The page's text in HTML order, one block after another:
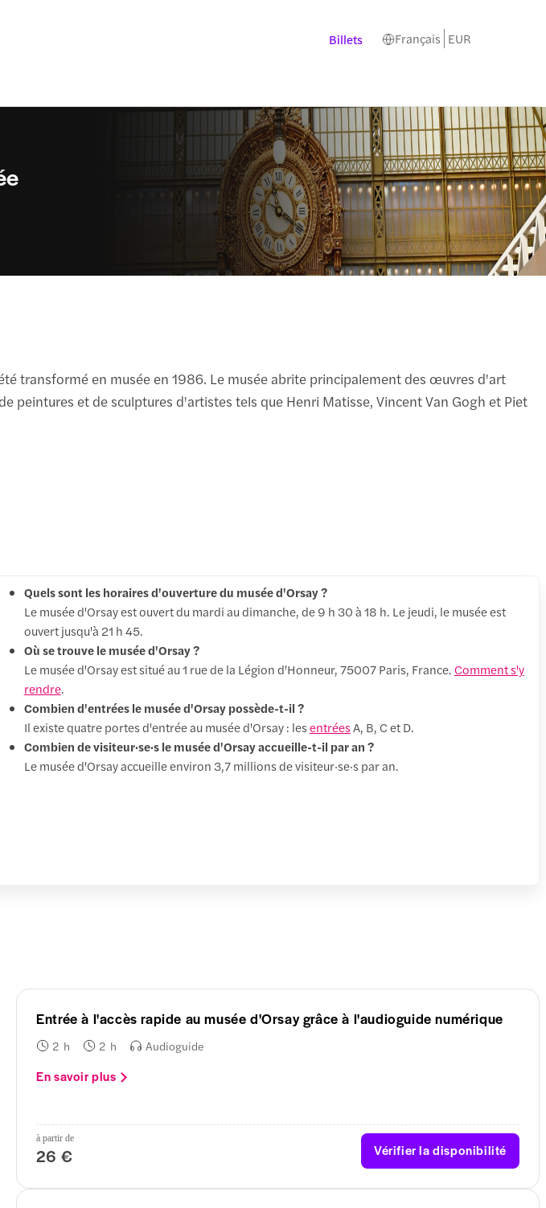
Billets Français EUR
transformé en musée en 1986. Le musée abrite principalement des œuvres d'art
peintures et de sculptures d'artistes tels que Henri Matisse, Vincent Van Gogh et Piet
Quels sont les horaires d'ouverture du musée d'Orsay ?
Le musée d'Orsay est ouvert du mardi au dimanche, de 9 h 30 à 18 h. Le jeudi, le musée est
ouvert jusqu'à 21 h 45.
Où se trouve le musée d'Orsay ?
Le musée d'Orsay est situé au 1 rue de la Légion d'Honneur, 75007 Paris, France.Comment s'y
rendre.
Combien d'entrées le musée d'Orsay possède-t-il ?
Il existe quatre portes d'entrée au musée d'Orsay : lesentréesA, B, C et D.
Combien de visiteur·se·s le musée d'Orsay accueille-t-il par an ?
Le musée d'Orsay accueille environ 3,7 millions de visiteur·se·s par an.
Entrée à l'accès rapide au musée d'Orsay grâce à l'audioguide numérique
2 h 2 h Audioguide
En savoir plus
à partir de
26 € Vérifier la disponibilité